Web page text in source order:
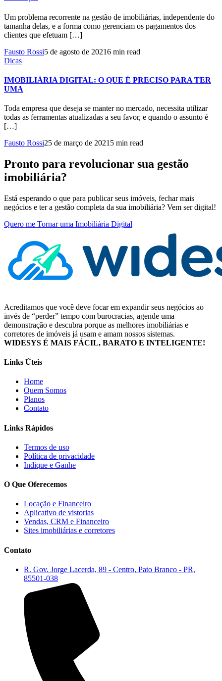
Um problema recorrente na gestão de imobiliárias, independente do
tamanha delas, e a forma como gerenciam os pagamentos dos
clientes que efetuam […]
Fausto Rossi5 de agosto de 20216 min read
Dicas
IMOBILIÁRIA DIGITAL: O QUE É PRECISO PARA TER
UMA
Toda empresa que deseja se manter no mercado, necessita utilizar
todas as ferramentas atualizadas a seu favor, e quando o assunto é
[…]
Fausto Rossi25 de março de 2021 5 min read
Pronto para revolucionar sua gestão
imobiliária?
Está esperando o que para publicar seus imóveis, fechar mais
negócios e ter a gestão completa da sua imobiliária? Vem ser digital!
Quero me Tornar uma Imobiliária Digital
Acreditamos que você deve focar em expandir seus negócios ao
invés de “perder” tempo com burocracias, agende uma
demonstração e descubra porque as melhores imobiliárias e
corretores de imóveis já usam e amam nossos sistemas.
WIDESYS É MAIS FÁCIL, BARATO E INTELIGENTE!
Links Úteis
Home
Quem Somos
Planos
Contato
Links Rápidos
Termos de uso
Política de privacidade
Indique e Ganhe
O Que Oferecemos
Locação e Financeiro
Aplicativo de vistorias
Vendas, CRM e Financeiro
Sites imobiliárias e corretores
Contato
R. Gov. Jorge Lacerda, 89 - Centro, Pato Branco - PR,
85501-038